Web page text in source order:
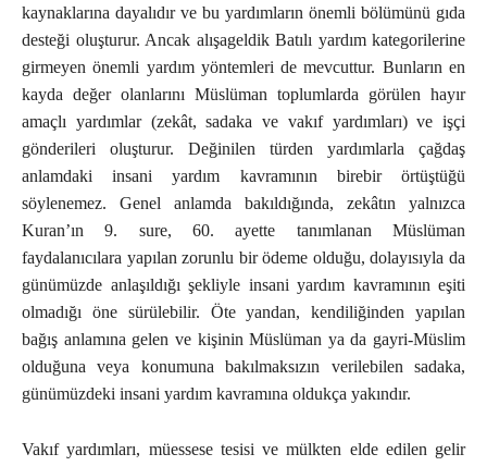
kaynaklarına dayalıdır ve bu yardımların önemli bölümünü gıda
desteği oluşturur. Ancak alışageldik Batılı yardım kategorilerine
girmeyen önemli yardım yöntemleri de mevcuttur. Bunların en
kayda değer olanlarını Müslüman toplumlarda görülen hayır
amaçlı yardımlar (zekât, sadaka ve vakıf yardımları) ve işçi
gönderileri oluşturur. Değinilen türden yardımlarla çağdaş
anlamdaki insani yardım kavramının birebir örtüştüğü
söylenemez. Genel anlamda bakıldığında, zekâtın yalnızca
Kuran’ın 9. sure, 60. ayette tanımlanan Müslüman
faydalanıcılara yapılan zorunlu bir ödeme olduğu, dolayısıyla da
günümüzde anlaşıldığı şekliyle insani yardım kavramının eşiti
olmadığı öne sürülebilir. Öte yandan, kendiliğinden yapılan
bağış anlamına gelen ve kişinin Müslüman ya da gayri-Müslim
olduğuna veya konumuna bakılmaksızın verilebilen sadaka,
günümüzdeki insani yardım kavramına oldukça yakındır.
Vakıf yardımları, müessese tesisi ve mülkten elde edilen gelir